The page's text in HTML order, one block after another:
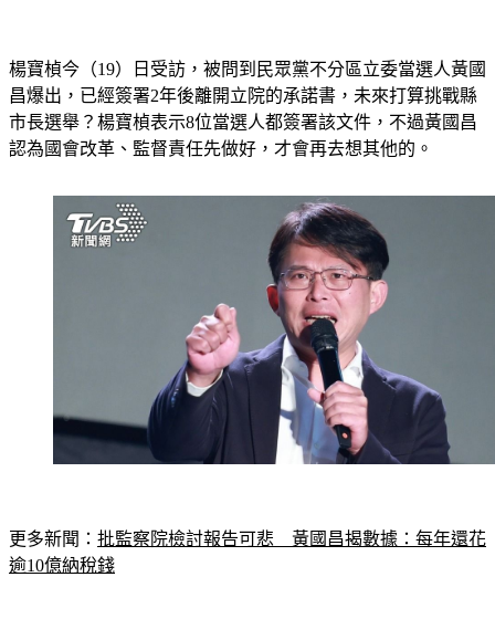
楊寶楨今（19）日受訪，被問到民眾黨不分區立委當選人黃國
昌爆出，已經簽署2年後離開立院的承諾書，未來打算挑戰縣
市長選舉？楊寶楨表示8位當選人都簽署該文件，不過黃國昌
更多新聞：批監察院檢討報告可悲　黃國昌揭數據：每年還花